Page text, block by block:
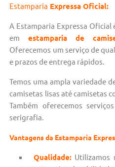
Estamparia Expressa Oficial:
A Estamparia Expressa Oficial
em estamparia de
Oferecemos um serviço de
e prazos de entrega rápidos.
Temos uma ampla variedade
camisetas lisas até camisetas
Também oferecemos
serigrafia.
Vantagens da Estamparia
Qualidade:Utilizamos